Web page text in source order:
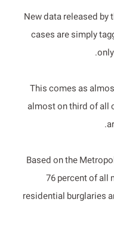
New data released by
cases are simply
This comes as
almost on third of all
Based on the
76 percent of all
residential burglaries